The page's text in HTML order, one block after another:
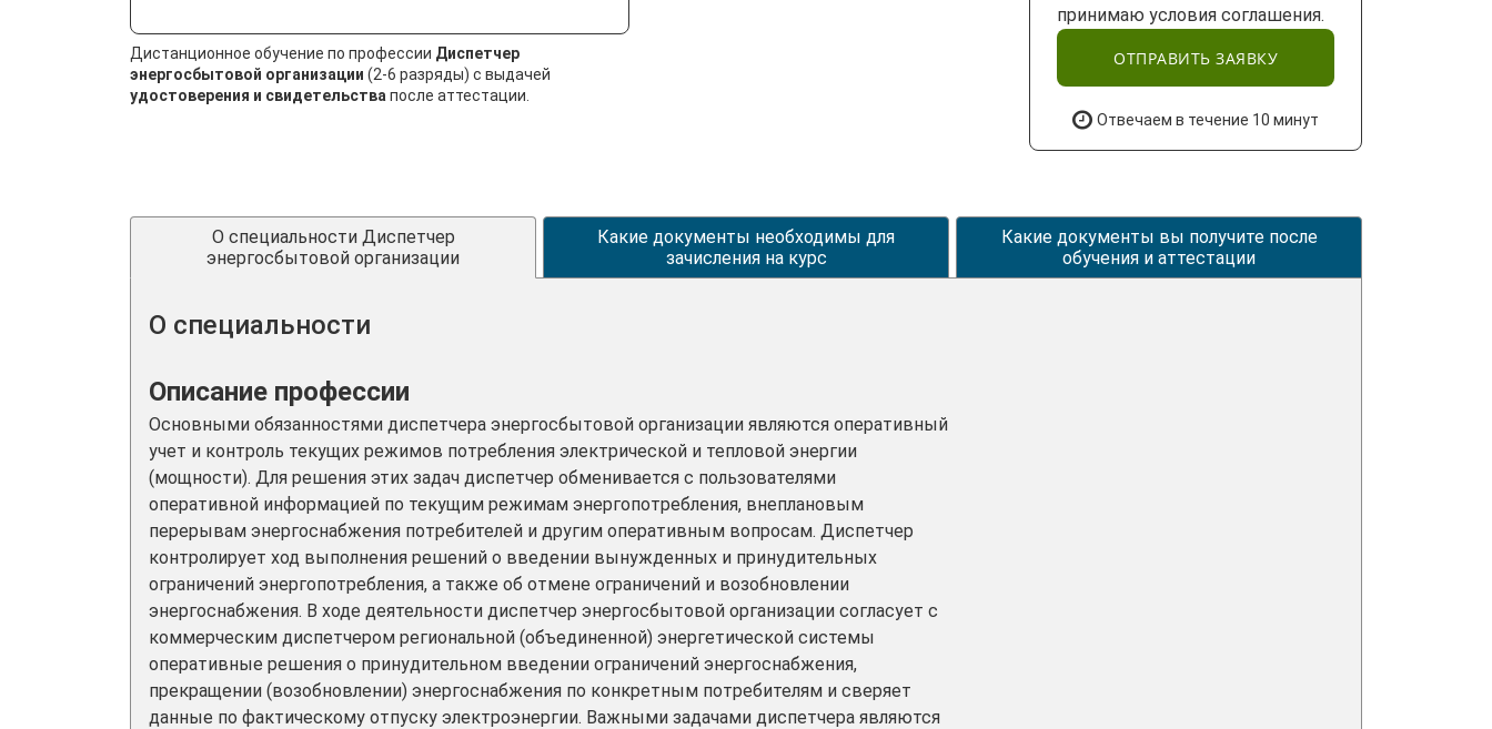
Дистанционное обучение по профессии Диспетчер
энергосбытовой организации (2-6 разряды) с выдачей
удостоверения и свидетельства после аттестации.
принимаю условия соглашения.
ОТПРАВИТЬ ЗАЯВКУ
Отвечаем в течение 10 минут
О специальности Диспетчер
энергосбытовой организации
Какие документы необходимы для
зачисления на курс
Какие документы вы получите после
обучения и аттестации
О специальности
Описание профессии
Основными обязанностями диспетчера энергосбытовой организации являются оперативный
учет и контроль текущих режимов потребления электрической и тепловой энергии
(мощности). Для решения этих задач диспетчер обменивается с пользователями
оперативной информацией по текущим режимам энергопотребления, внеплановым
перерывам энергоснабжения потребителей и другим оперативным вопросам. Диспетчер
контролирует ход выполнения решений о введении вынужденных и принудительных
ограничений энергопотребления, а также об отмене ограничений и возобновлении
энергоснабжения. В ходе деятельности диспетчер энергосбытовой организации согласует с
коммерческим диспетчером региональной (объединенной) энергетической системы
оперативные решения о принудительном введении ограничений энергоснабжения,
прекращении (возобновлении) энергоснабжения по конкретным потребителям и сверяет
данные по фактическому отпуску электроэнергии. Важными задачами диспетчера являются